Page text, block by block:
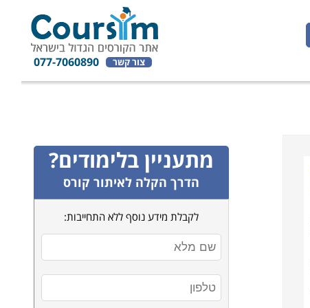
צור קשר 077-7060890
מתעניין בלימודים?
הדרך הקלה לאיתור קורס
לקבלת מידע נוסף ללא התחייבות: